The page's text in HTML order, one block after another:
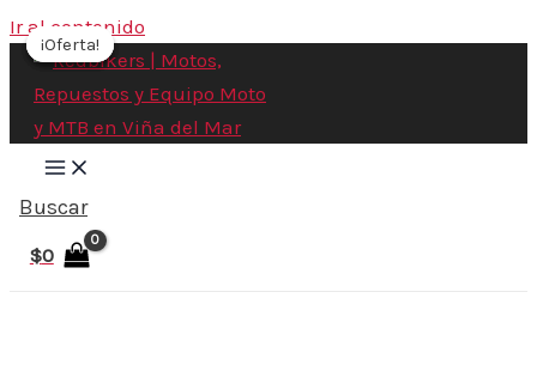
Ir al contenido
Buscar
$0
¡Oferta!
¡Oferta!
¡Oferta!
¡Oferta!